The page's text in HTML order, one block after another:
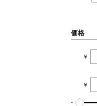
価格
￥
￥